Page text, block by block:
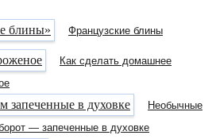
Французские блины
Как сделать домашнее
Необычные
— запеченные в духовке